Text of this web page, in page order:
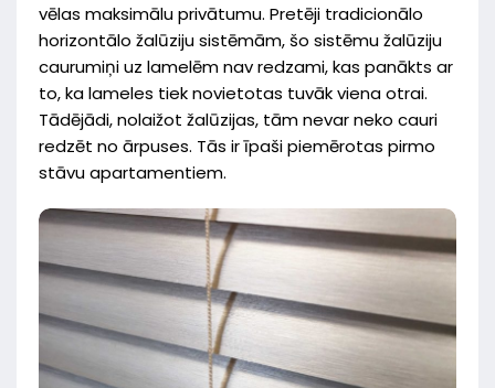
vēlas maksimālu privātumu. Pretēji tradicionālo
horizontālo žalūziju sistēmām, šo sistēmu žalūziju
caurumiņi uz lamelēm nav redzami, kas panākts ar
to, ka lameles tiek novietotas tuvāk viena otrai.
Tādējādi, nolaižot žalūzijas, tām nevar neko cauri
redzēt no ārpuses. Tās ir īpaši piemērotas pirmo
stāvu apartamentiem.